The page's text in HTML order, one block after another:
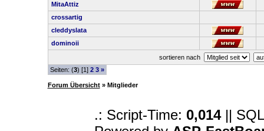
MitaAttiz
crossartig
cleddyslata
dominoii
sortieren nach
Seiten: (3) [1] 2 3 »
Forum Übersicht» Mitglieder
.: Script-Time: 0,014||